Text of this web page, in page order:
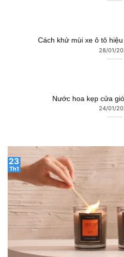
Cách khử mùi xe ô tô
28/01/
Nước hoa kẹp cửa
24/01/
23
Th1